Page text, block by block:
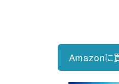
Amazonに